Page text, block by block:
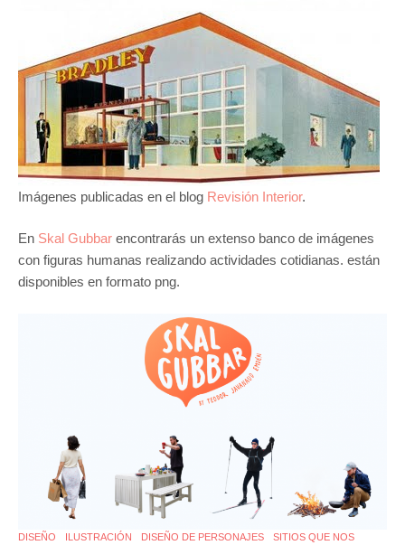
Imágenes publicadas en el blog Revisión Interior.
En Skal Gubbar encontrarás un extenso banco de imágenes
con figuras humanas realizando actividades cotidianas. están
disponibles en formato png.
DISEÑO ILUSTRACIÓN DISEÑO DE PERSONAJES
SITIOS QUE NOS